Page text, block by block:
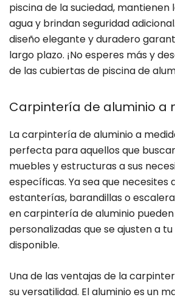
piscina de la suciedad,
agua y brindan seguridad
diseño elegante y duradero
largo plazo. ¡No esperes más y
de las cubiertas de piscina de
Carpintería de aluminio a
La carpintería de aluminio a
perfecta para aquellos que
muebles y estructuras a sus
específicas. Ya sea que necesites
estanterías, barandillas o
en carpintería de aluminio
personalizadas que se ajusten a
disponible.
Una de las ventajas de la
su versatilidad. El aluminio es un